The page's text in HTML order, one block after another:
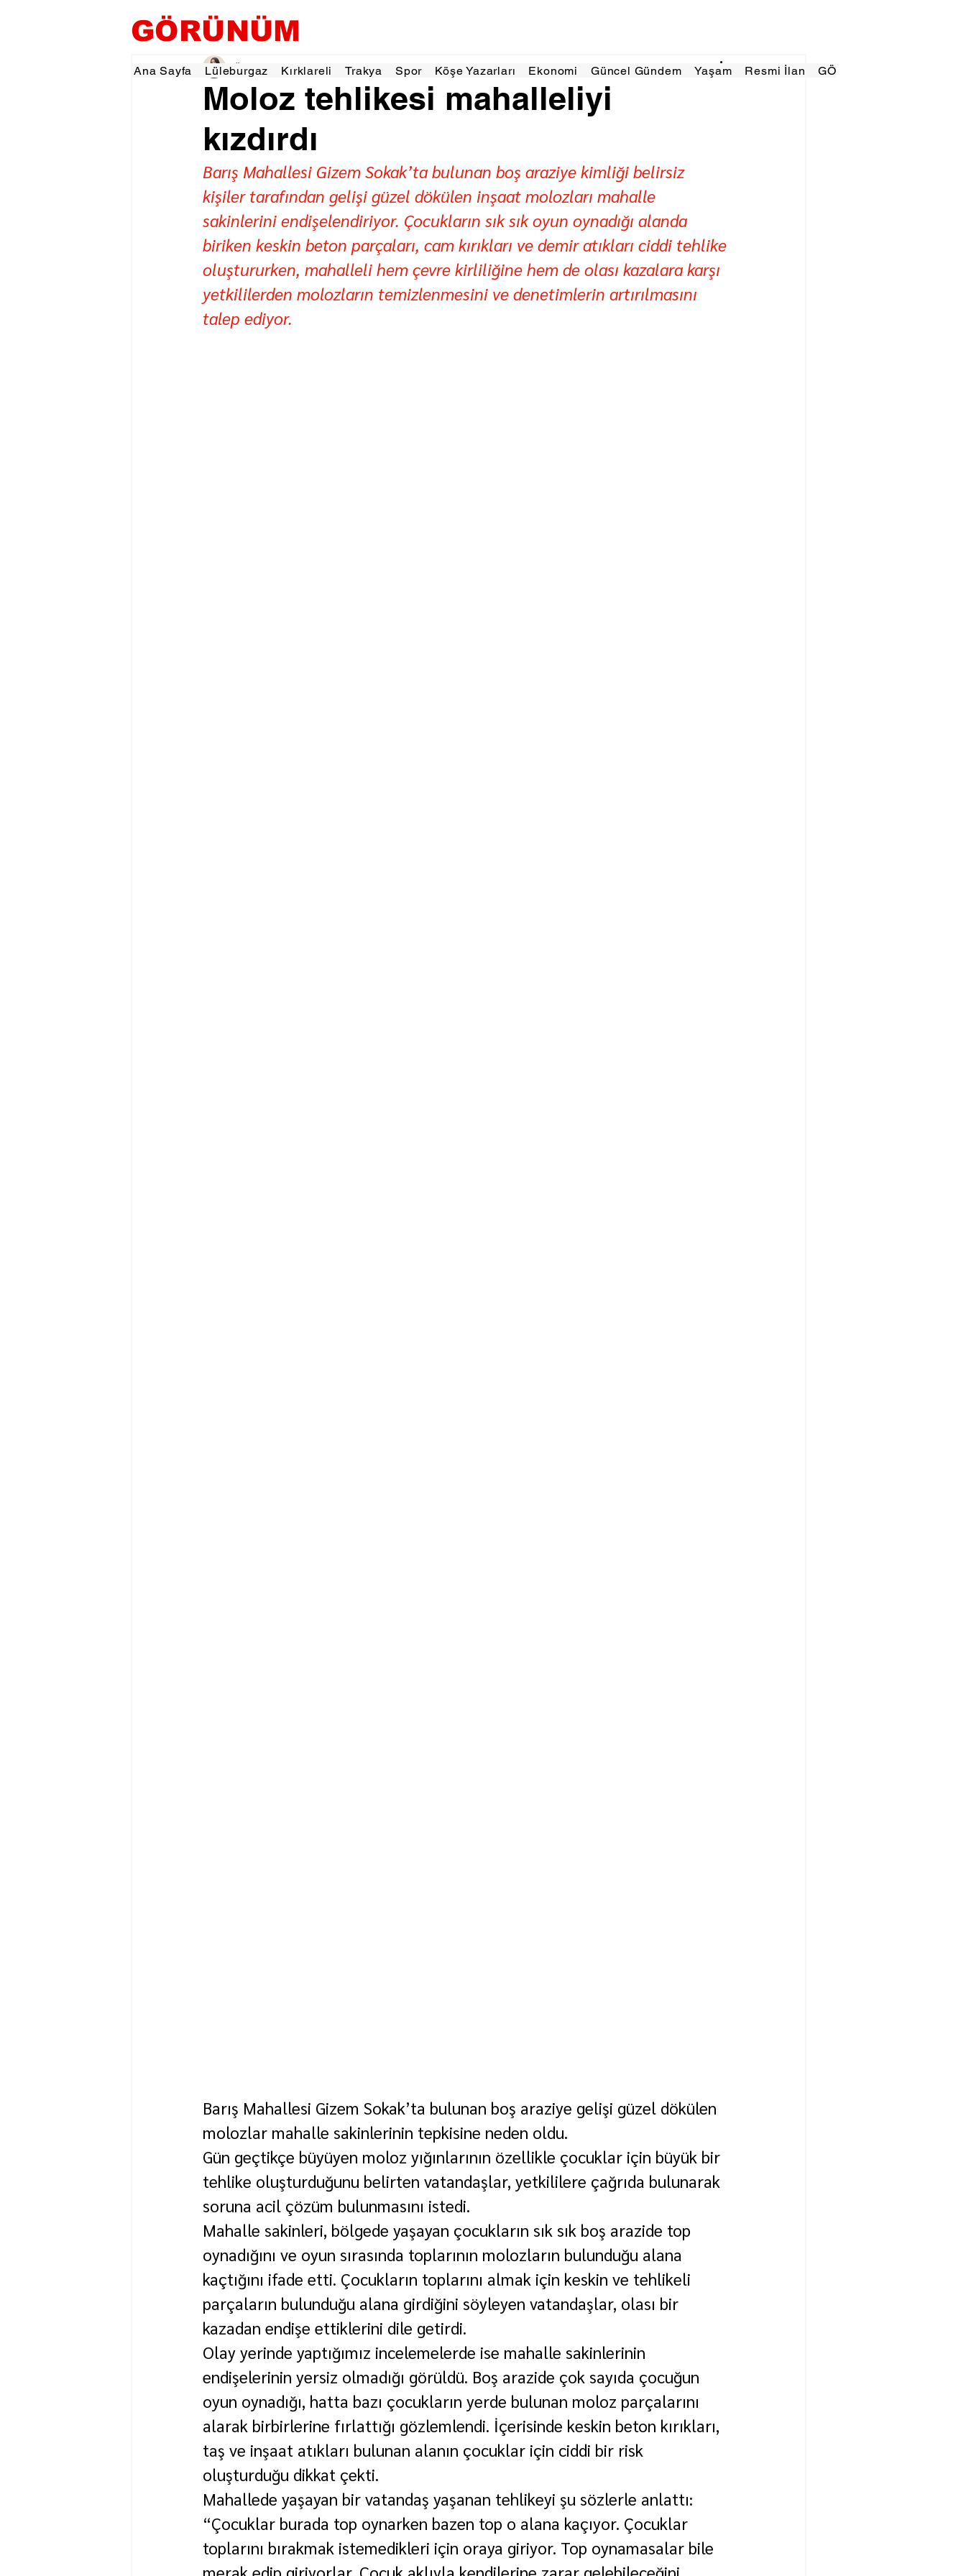
GÖRÜNÜM
Ana Sayfa Lüleburgaz Kırklareli Trakya Spor Köşe Yazarları Ekonomi Güncel Gündem Yaşam Resmi İlan GÖRÜNÜMTV
Moloz tehlikesi mahalleliyi
kızdırdı
Özlem KARAKOYUN 9 Mar2 dakikada okunur
Barış Mahallesi Gizem Sokak’ta bulunan boş araziye kimliği belirsiz
kişiler tarafından gelişi güzel dökülen inşaat molozları mahalle
sakinlerini endişelendiriyor. Çocukların sık sık oyun oynadığı alanda
biriken keskin beton parçaları, cam kırıkları ve demir atıkları ciddi tehlike
oluştururken, mahalleli hem çevre kirliliğine hem de olası kazalara karşı
yetkililerden molozların temizlenmesini ve denetimlerin artırılmasını
talep ediyor.
Barış Mahallesi Gizem Sokak’ta bulunan boş araziye gelişi güzel dökülen
molozlar mahalle sakinlerinin tepkisine neden oldu.
Gün geçtikçe büyüyen moloz yığınlarının özellikle çocuklar için büyük bir
tehlike oluşturduğunu belirten vatandaşlar, yetkililere çağrıda bulunarak
soruna acil çözüm bulunmasını istedi.
Mahalle sakinleri, bölgede yaşayan çocukların sık sık boş arazide top
oynadığını ve oyun sırasında toplarının molozların bulunduğu alana
kaçtığını ifade etti. Çocukların toplarını almak için keskin ve tehlikeli
parçaların bulunduğu alana girdiğini söyleyen vatandaşlar, olası bir
kazadan endişe ettiklerini dile getirdi.
Olay yerinde yaptığımız incelemelerde ise mahalle sakinlerinin
endişelerinin yersiz olmadığı görüldü. Boş arazide çok sayıda çocuğun
oyun oynadığı, hatta bazı çocukların yerde bulunan moloz parçalarını
alarak birbirlerine fırlattığı gözlemlendi. İçerisinde keskin beton kırıkları,
taş ve inşaat atıkları bulunan alanın çocuklar için ciddi bir risk
oluşturduğu dikkat çekti.
Mahallede yaşayan bir vatandaş yaşanan tehlikeyi şu sözlerle anlattı:
“Çocuklar burada top oynarken bazen top o alana kaçıyor. Çocuklar
toplarını bırakmak istemedikleri için oraya giriyor. Top oynamasalar bile
merak edip giriyorlar. Çocuk aklıyla kendilerine zarar gelebileceğini